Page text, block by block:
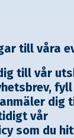
till våra
till vår
dig
vår
som du